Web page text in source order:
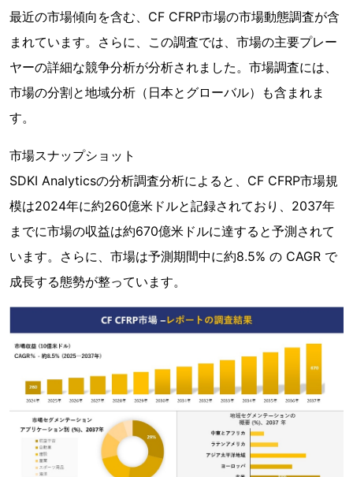
最近の市場傾向を含む、CF CFRP市場の市場動態調査が含
まれています。さらに、この調査では、市場の主要プレー
ヤーの詳細な競争分析が分析されました。市場調査には、
市場の分割と地域分析（日本とグローバル）も含まれま
す。
市場スナップショット
SDKI Analyticsの分析調査分析によると、CF CFRP市場規
模は2024年に約260億米ドルと記録されており、2037年
までに市場の収益は約670億米ドルに達すると予測されて
います。さらに、市場は予測期間中に約8.5% の CAGR で
成長する態勢が整っています。